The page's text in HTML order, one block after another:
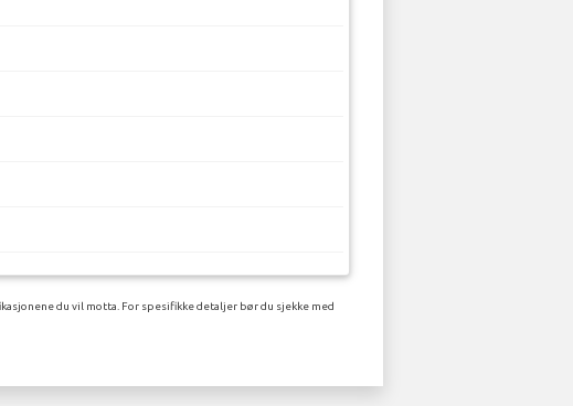
du vil motta. For spesifikke detaljer bør du sjekke med